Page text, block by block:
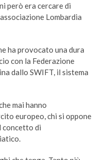
però era cercare di
Lombardia
ha provocato una dura
con la Federazione
dallo SWIFT, il sistema
mai hanno
europeo, chi si oppone
concetto di